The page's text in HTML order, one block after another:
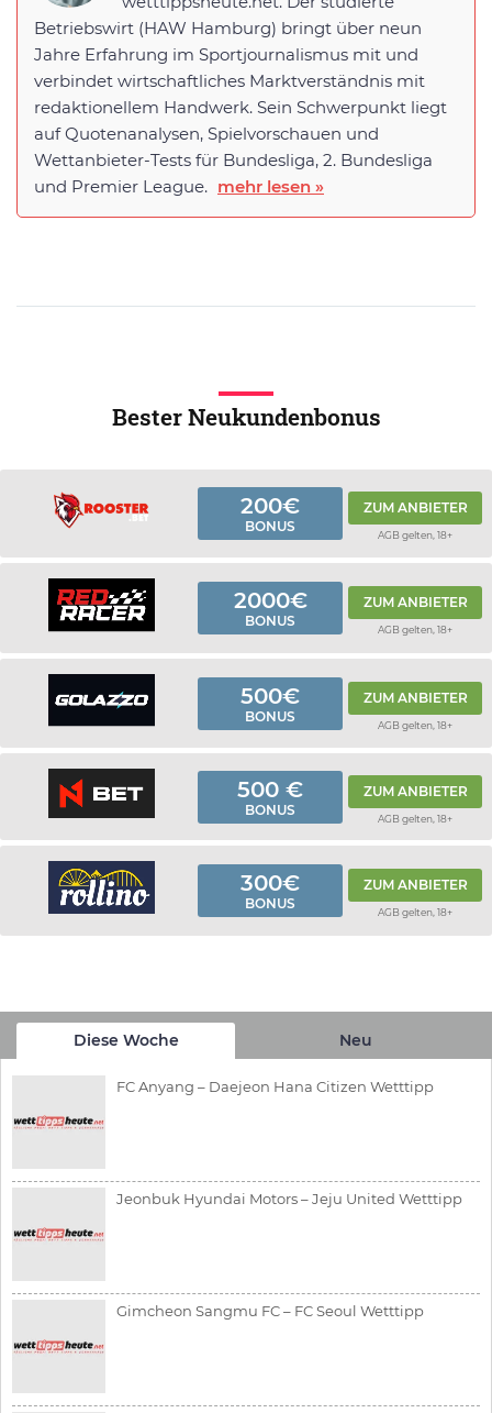
Betriebswirt (HAW Hamburg) bringt über neun
Jahre Erfahrung im Sportjournalismus mit und
verbindet wirtschaftliches Marktverständnis mit
redaktionellem Handwerk. Sein Schwerpunkt liegt
auf Quotenanalysen, Spielvorschauen und
Wettanbieter-Tests für Bundesliga, 2. Bundesliga
und Premier League. mehr lesen »
Bester Neukundenbonus
200€
BONUS
ZUM ANBIETER
AGB gelten, 18+
2000€
BONUS
ZUM ANBIETER
AGB gelten, 18+
500€
BONUS
ZUM ANBIETER
AGB gelten, 18+
500 €
BONUS
ZUM ANBIETER
AGB gelten, 18+
300€
BONUS
ZUM ANBIETER
AGB gelten, 18+
Diese Woche Neu
FC Anyang – Daejeon Hana Citizen Wetttipp
Jeonbuk Hyundai Motors – Jeju United Wetttipp
Gimcheon Sangmu FC – FC Seoul Wetttipp